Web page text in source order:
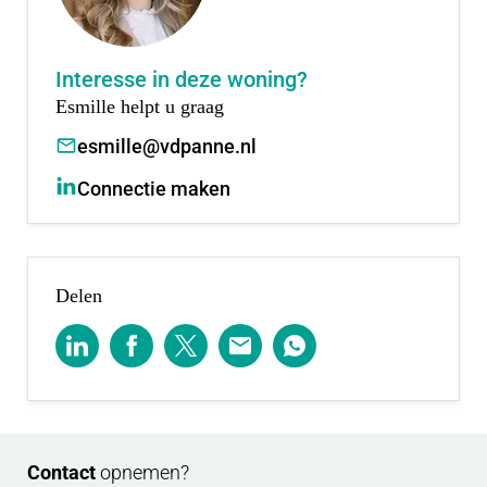
Meld je dan aan voor Woud via de projectwebsite.
Scheele Makelaars en Van der Panne Makelaardij
beantwoorden en samen verder te kijken naar de
mogelijkheden.
Voor de oneven bouwnummers neem je contact op
met:
Scheele makelaars.
Raadhuisplein 25-26
Interesse in deze woning?
Esmille helpt u graag
esmille@vdpanne.nl
Connectie maken
Delen
Contactopnemen?